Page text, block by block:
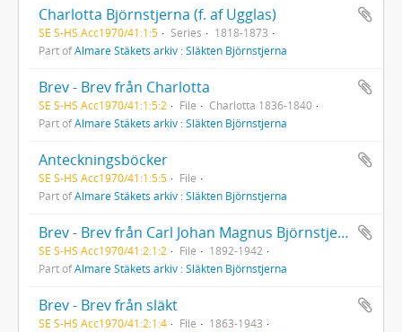
Charlotta Björnstjerna (f. af Ugglas)
SE S-HS Acc1970/41:1:5 Series
1818-1873
Part ofAlmare Stäkets arkiv : Släkten Björnstjerna
Brev - Brev från Charlotta
SE S-HS Acc1970/41:1:5:2 File
Charlotta 1836-1840
Part ofAlmare Stäkets arkiv : Släkten Björnstjerna
Anteckningsböcker
SE S-HS Acc1970/41:1:5:5
File
Part ofAlmare Stäkets arkiv : Släkten Björnstjerna
Brev - Brev från Carl Johan Magnus Björnstjerna
SE S-HS Acc1970/41:2:1:2 File
1892-1942
Part ofAlmare Stäkets arkiv : Släkten Björnstjerna
Brev - Brev från släkt
SE S-HS Acc1970/41:2:1:4 File
1863-1943